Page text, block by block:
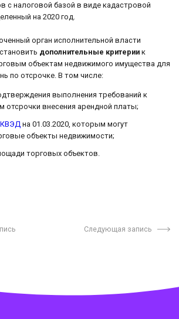
с налоговой базой в виде кадастровой
на 2020 год.
орган исполнительной власти
дополнительные критерии к
объектам недвижимого имущества для
по отсрочке. В том числе:
выполнения требований к
отсрочки внесения арендной платы;
на 01.03.2020, которым могут
объекты недвижимости;
торговых объектов.
Следующая запись